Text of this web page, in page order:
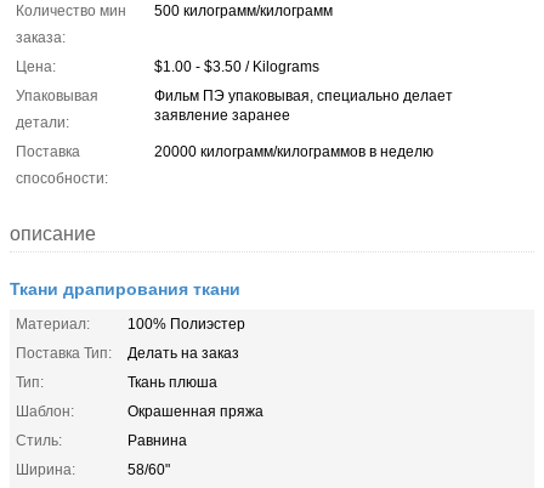
Количество мин
заказа:
500 килограмм/килограмм
Цена:
$1.00 - $3.50 / Kilograms
Упаковывая
детали:
Фильм ПЭ упаковывая, специально делает
заявление заранее
Поставка
способности:
20000 килограмм/килограммов в неделю
описание
Ткани драпирования ткани
Материал:
100% Полиэстер
Поставка Тип:
Делать на заказ
Тип:
Ткань плюша
Шаблон:
Окрашенная пряжа
Стиль:
Равнина
Ширина:
58/60"